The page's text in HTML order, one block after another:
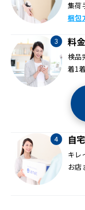
集荷
梱包
料
検品
着1
自
キレ
お店